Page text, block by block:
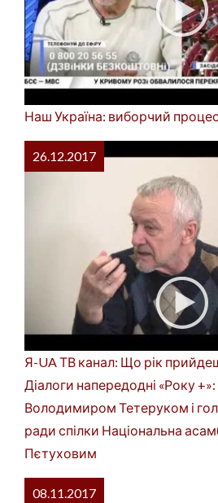
Наш Україна: виборчий процес
26.12.2017
Я-UA ТВ канал: Що рік
Діалоги напередодні «Року
Володимиром Тетеруком і
ради спілки Національна
Пєтуховим
08.11.2017